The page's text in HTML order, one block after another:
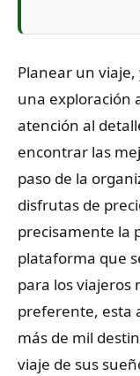
Planear un
una exploración
atención al
encontrar las
paso de la
disfrutas de
precisamente la
plataforma que
para los viajeros
preferente, esta
más de mil
viaje de sus